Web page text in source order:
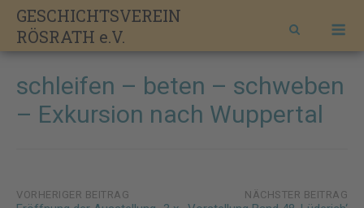
Skip
content
GESCHICHTSVEREIN
RÖSRATH e.V.
schleifen – beten – schweben
– Exkursion nach Wuppertal
Post
VORHERIGER BEITRAG NÄCHSTER BEITRAG